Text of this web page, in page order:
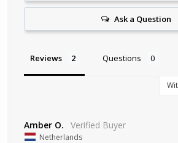
Ask a Question
Reviews Questions
Amber O.
Netherlands